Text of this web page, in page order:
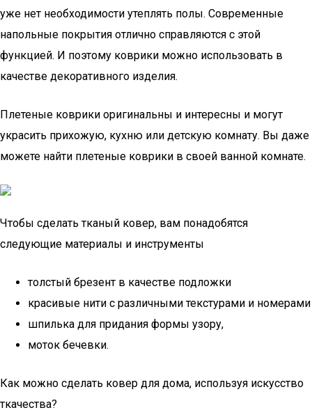
уже нет необходимости утеплять полы. Современные
напольные покрытия отлично справляются с этой
функцией. И поэтому коврики можно использовать в
качестве декоративного изделия.
Плетеные коврики оригинальны и интересны и могут
украсить прихожую, кухню или детскую комнату. Вы даже
можете найти плетеные коврики в своей ванной комнате.
Чтобы сделать тканый ковер, вам понадобятся
следующие материалы и инструменты
толстый брезент в качестве подложки
красивые нити с различными текстурами и номерами
шпилька для придания формы узору,
моток бечевки.
Как можно сделать ковер для дома, используя искусство
ткачества?